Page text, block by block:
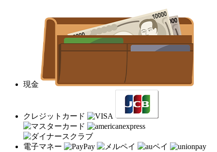
現金
クレジットカード
電子マネー